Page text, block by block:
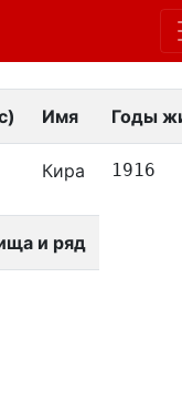
Имя Годы
Кира 1916
и ряд